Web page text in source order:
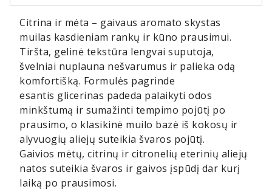
Citrina ir mėta – gaivaus aromato skystas
muilas kasdieniam rankų ir kūno prausimui.
Tiršta, gelinė tekstūra lengvai suputoja,
švelniai nuplauna nešvarumus ir palieka odą
komfortišką. Formulės pagrinde
esantis glicerinas padeda palaikyti odos
minkštumą ir sumažinti tempimo pojūtį po
prausimo, o klasikinė muilo bazė iš kokosų ir
alyvuogių aliejų suteikia švaros pojūtį.
Gaivios mėtų, citrinų ir citronelių eterinių aliejų
natos suteikia švaros ir gaivos įspūdį dar kurį
laiką po prausimosi.